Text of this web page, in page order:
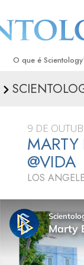
O que é
Crenças e Práticas
Aquilo que os
sobre Scientology
Conheça um
Os Princípios
Uma Introdução a
9 DE
@VIDA
LOS